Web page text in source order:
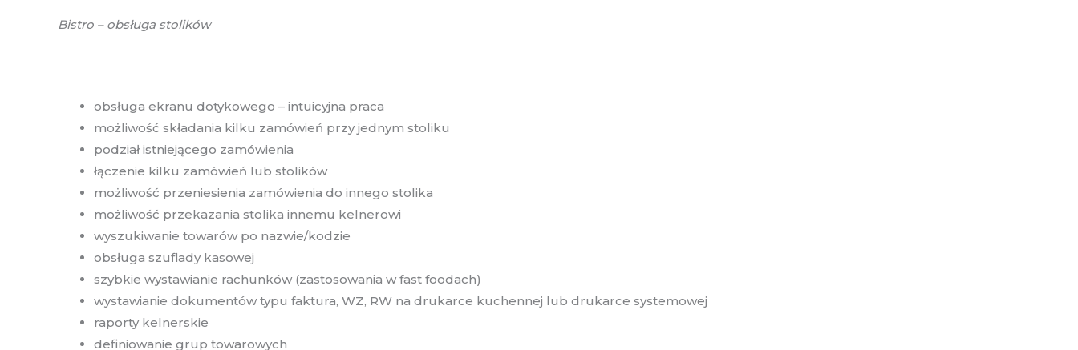
Bistro – obsługa stolików
obsługa ekranu dotykowego – intuicyjna praca
możliwość składania kilku zamówień przy jednym stoliku
podział istniejącego zamówienia
łączenie kilku zamówień lub stolików
możliwość przeniesienia zamówienia do innego stolika
możliwość przekazania stolika innemu kelnerowi
wyszukiwanie towarów po nazwie/kodzie
obsługa szuflady kasowej
szybkie wystawianie rachunków (zastosowania w fast foodach)
wystawianie dokumentów typu faktura, WZ, RW na drukarce kuchennej lub drukarce systemowej
raporty kelnerskie
definiowanie grup towarowych